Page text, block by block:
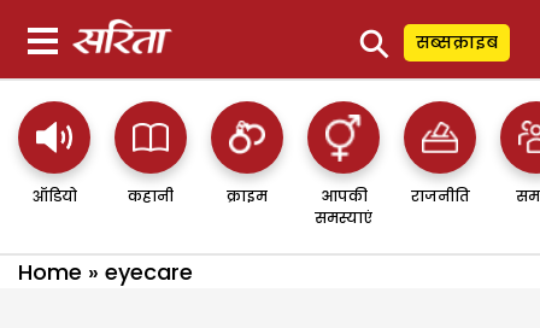
⚲ सब्सक्राइब
ऑडियो कहानी क्राइम
आपकी
समस्याएं
राजनीति
Home » eyecare